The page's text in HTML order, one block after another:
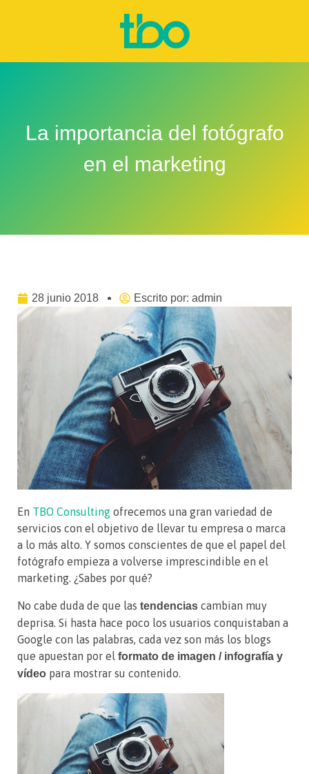
La importancia del fotógrafo
en el marketing
28 junio 2018 Escrito por: admin
En TBO Consulting ofrecemos una gran variedad de
servicios con el objetivo de llevar tu empresa o marca
a lo más alto. Y somos conscientes de que el papel del
fotógrafo empieza a volverse imprescindible en el
marketing. ¿Sabes por qué?
No cabe duda de que las tendencias cambian muy
deprisa. Si hasta hace poco los usuarios conquistaban a
Google con las palabras, cada vez son más los blogs
que apuestan por el formato de imagen / infografía y
vídeo para mostrar su contenido.